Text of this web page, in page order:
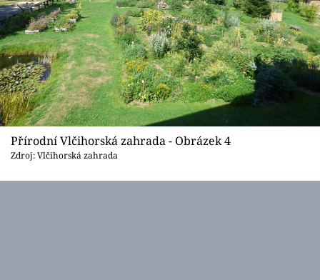
Přírodní Vlčihorská zahrada - Obrázek 4
Zdroj: Vlčihorská zahrada